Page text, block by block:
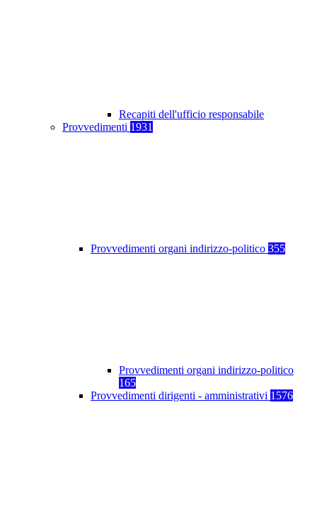
Recapiti dell'ufficio responsabile
Provvedimenti 1931
Provvedimenti organi indirizzo-politico 355
Provvedimenti organi indirizzo-politico
165
Provvedimenti dirigenti - amministrativi 1576